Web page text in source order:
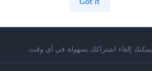
يمكنك إلغاء اشتراكك بسهولة في أي وقت.